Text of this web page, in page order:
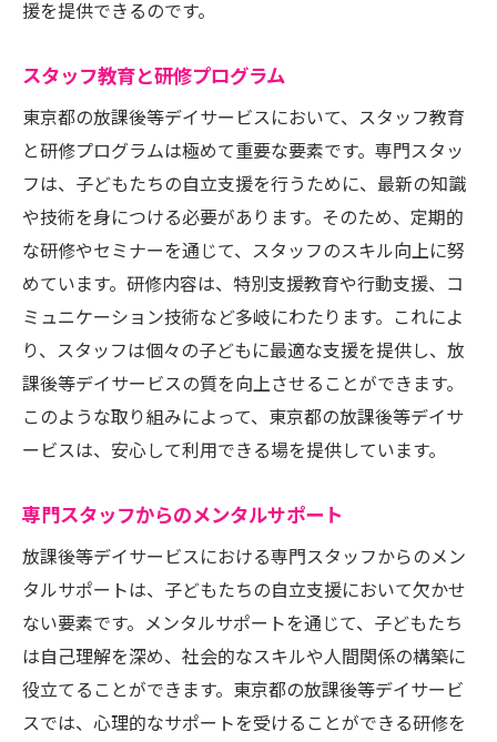
援を提供できるのです。
スタッフ教育と研修プログラム
東京都の放課後等デイサービスにおいて、スタッフ教育
と研修プログラムは極めて重要な要素です。専門スタッ
フは、子どもたちの自立支援を行うために、最新の知識
や技術を身につける必要があります。そのため、定期的
な研修やセミナーを通じて、スタッフのスキル向上に努
めています。研修内容は、特別支援教育や行動支援、コ
ミュニケーション技術など多岐にわたります。これによ
り、スタッフは個々の子どもに最適な支援を提供し、放
課後等デイサービスの質を向上させることができます。
このような取り組みによって、東京都の放課後等デイサ
ービスは、安心して利用できる場を提供しています。
専門スタッフからのメンタルサポート
放課後等デイサービスにおける専門スタッフからのメン
タルサポートは、子どもたちの自立支援において欠かせ
ない要素です。メンタルサポートを通じて、子どもたち
は自己理解を深め、社会的なスキルや人間関係の構築に
役立てることができます。東京都の放課後等デイサービ
スでは、心理的なサポートを受けることができる研修を